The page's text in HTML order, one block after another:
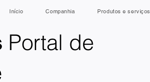
Portal de
Início Companhia Produtos e serviços